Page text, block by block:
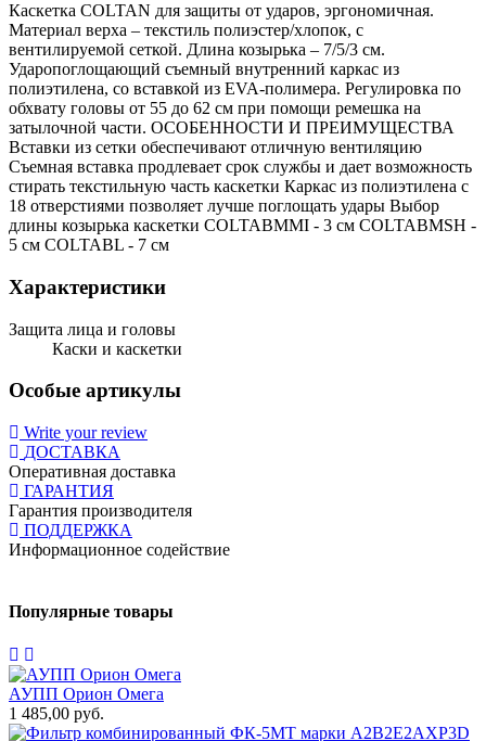
Каскетка COLTAN для защиты от ударов, эргономичная.
Материал верха – текстиль полиэстер/хлопок, с
вентилируемой сеткой. Длина козырька – 7/5/3 см.
Ударопоглощающий съемный внутренний каркас из
полиэтилена, со вставкой из EVA-полимера. Регулировка по
обхвату головы от 55 до 62 см при помощи ремешка на
затылочной части. ОСОБЕННОСТИ И ПРЕИМУЩЕСТВА
Вставки из сетки обеспечивают отличную вентиляцию
Съемная вставка продлевает срок службы и дает возможность
стирать текстильную часть каскетки Каркас из полиэтилена с
18 отверстиями позволяет лучше поглощать удары Выбор
длины козырька каскетки COLTABMMI - 3 cм COLTABMSH -
5 cм COLTABL - 7 cм
Характеристики
Защита лица и головы
Каски и каскетки
Особые артикулы
Write your review
ДОСТАВКА
Оперативная доставка
ГАРАНТИЯ
Гарантия производителя
ПОДДЕРЖКА
Информационное содействие
Популярные товары
АУПП Орион Омега
1 485,00 руб.